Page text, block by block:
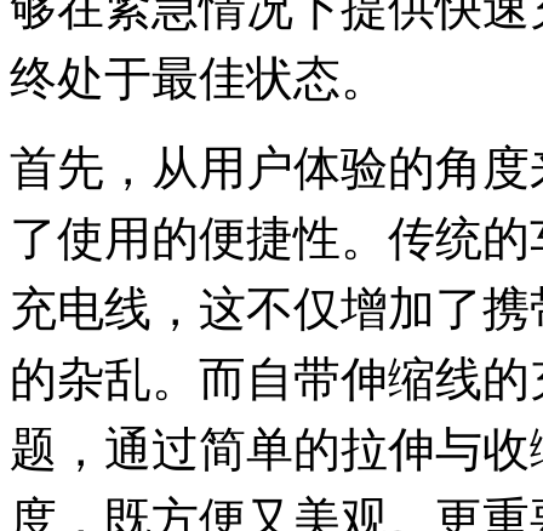
终处于最佳状态。
首先，从用户体验的角
了使用的便捷性。传统
充电线，这不仅增加了
的杂乱。而自带伸缩线
题，通过简单的拉伸与
度，既方便又美观。更